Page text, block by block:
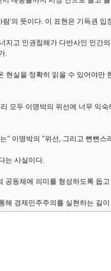
'의 뜻이다. 이 표현은 기득권
지고 인권침해가 다반사인 인간
.
현실을 정확히 읽을 수 있어야
모두 이명박의 위선에 너무 익
" 이명박의 "위선, 그리고 뻔뻔
는 사실이다.
공동체에 의미를 형성하도록 돕
해 경제민주주의를 실현하는 길